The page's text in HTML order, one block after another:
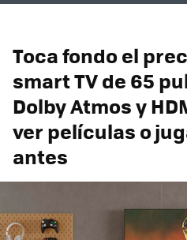
Toca fondo el
smart TV de 65
Dolby Atmos y
ver películas o
antes